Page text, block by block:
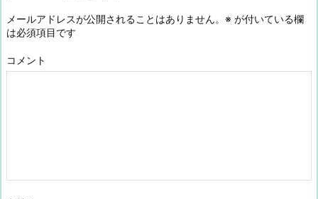
メールアドレスが公開されることはありません。 ※ が付いている欄
は必須項目です
コメント